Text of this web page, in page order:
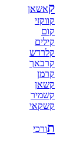
קאשאן
קווקזי
קום
קילים
קלרדש
קרבאך
קרמן
קשאן
קשמיר
קשקאי
תורכי